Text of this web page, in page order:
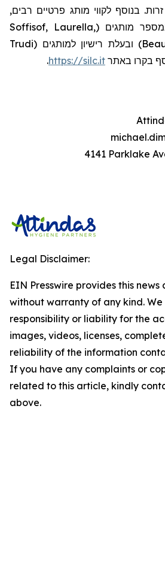
בנוסף לקווי מותג פרטיים רבים,
החברה מחזיקה גם במספר מותגים (Soffisof, Laurella,
Assorbello ו-BeautyCase) ובעלת רישיון למותגים (Trudi
https://silc.it
.
4141 Parklake
Legal Disclaimer:
EIN Presswire provides this news
without warranty of any kind.
responsibility or liability for the
images, videos, licenses,
reliability of the information
If you have any complaints or
related to this article, kindly
above.